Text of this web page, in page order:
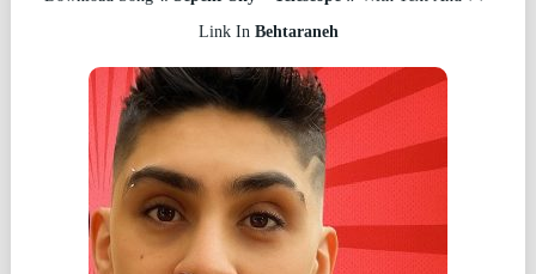
Link InBehtaraneh